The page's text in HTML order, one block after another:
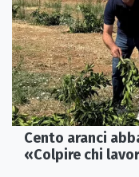
Cento aranci
«Colpire chi